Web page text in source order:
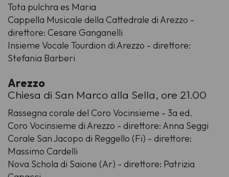
Tota pulchra es Maria
Cappella Musicale della Cattedrale di Arezzo -
direttore: Cesare Ganganelli
Insieme Vocale Tourdion di Arezzo - direttore:
Stefania Barberi
Arezzo
Chiesa di San Marco alla Sella, ore 21.00
Rassegna corale del Coro Vocinsieme - 3a ed.
Coro Vocinsieme di Arezzo - direttore: Anna Seggi
Corale San Jacopo di Reggello (Fi) - direttore:
Massimo Cardelli
Nova Schola di Saione (Ar) - direttore: Patrizia